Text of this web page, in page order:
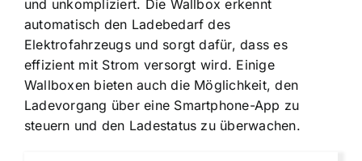
und unkompliziert. Die Wallbox erkennt
automatisch den Ladebedarf des
Elektrofahrzeugs und sorgt dafür, dass es
effizient mit Strom versorgt wird. Einige
Wallboxen bieten auch die Möglichkeit, den
Ladevorgang über eine Smartphone-App zu
steuern und den Ladestatus zu überwachen.